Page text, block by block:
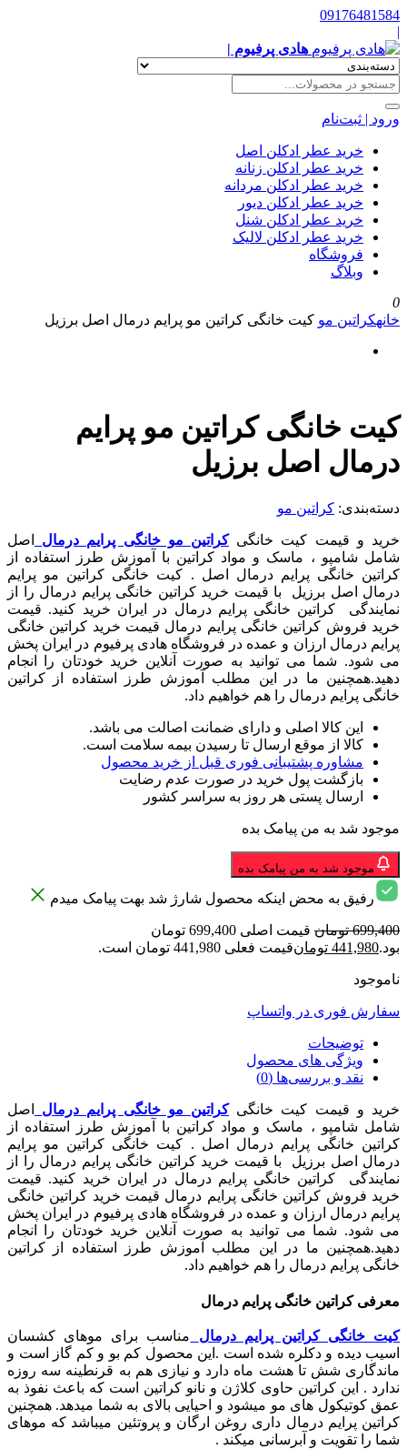
09176481584
|
هادی پرفیوم |
ورود | ثبت‌نام
خرید عطر ادکلن اصل
خرید عطر ادکلن زنانه
خرید عطر ادکلن مردانه
خرید عطر ادکلن دیور
خرید عطر ادکلن شنل
خرید عطر ادکلن لالیک
فروشگاه
وبلاگ
0
خانهکراتین مو کیت خانگی کراتین مو پرایم درمال اصل برزیل
کیت خانگی کراتین مو پرایم
درمال اصل برزیل
دسته‌بندی: کراتین مو
خرید و قیمت کیت خانگیکراتین مو خانگی پرایم درمال
اصل
شامل شامپو ، ماسک و مواد کراتین با آموزش طرز استفاده از
کراتین خانگی پرایم درمال اصل . کیت خانگی کراتین مو پرایم
درمال اصل برزیل با قیمت خرید کراتین خانگی پرایم درمال را از
نمایندگی کراتین خانگی پرایم درمال در ایران خرید کنید. قیمت
خرید فروش کراتین خانگی پرایم درمال قیمت خرید کراتین خانگی
پرایم درمال ارزان و عمده در فروشگاه هادی پرفیوم در ایران پخش
می شود. شما می توانید به صورت آنلاین خرید خودتان را انجام
دهید.همچنین ما در این مطلب آموزش طرز استفاده از کراتین
خانگی پرایم درمال را هم خواهیم داد.
این کالا اصلی و دارای ضمانت اصالت می باشد.
کالا از موقع ارسال تا رسیدن بیمه سلامت است.
مشاوره پشتیبانی فوری قبل از خرید محصول
بازگشت پول خرید در صورت عدم رضایت
ارسال پستی هر روز به سراسر کشور
موجود شد به من پیامک بده
موجود شد به من پیامک بده
رفیق به محض اینکه محصول شارژ شد بهت پیامک میدم
699,400 تومان
قیمت اصلی 699,400 تومان
بود.441,980 تومانقیمت فعلی 441,980 تومان است.
ناموجود
سفارش فوری در واتساپ
توضیحات
ویژگی های محصول
نقد و بررسی‌ها (0)
خرید و قیمت کیت خانگیکراتین مو خانگی پرایم درمال
اصل
شامل شامپو ، ماسک و مواد کراتین با آموزش طرز استفاده از
کراتین خانگی پرایم درمال اصل . کیت خانگی کراتین مو پرایم
درمال اصل برزیل با قیمت خرید کراتین خانگی پرایم درمال را از
نمایندگی کراتین خانگی پرایم درمال در ایران خرید کنید. قیمت
خرید فروش کراتین خانگی پرایم درمال قیمت خرید کراتین خانگی
پرایم درمال ارزان و عمده در فروشگاه هادی پرفیوم در ایران پخش
می شود. شما می توانید به صورت آنلاین خرید خودتان را انجام
دهید.همچنین ما در این مطلب آموزش طرز استفاده از کراتین
خانگی پرایم درمال را هم خواهیم داد.
معرفی کراتین خانگی پرایم درمال
کیت خانگی کراتین پرایم درمال
مناسب برای موهای کشسان
اسیب دیده و دکلره شده است .این محصول کم بو و کم گاز است و
ماندگاری شش تا هشت ماه دارد و نیازی هم به قرنطینه سه روزه
ندارد .
این کراتین حاوی کلاژن و نانو کراتین است که باعث نفوذ به
عمق کوتیکول های مو میشود و احیایی بالای به شما میدهد. همچنین
کراتین پرایم درمال داری روغن ارگان و پروتئین میباشد که موهای
شما را تقویت و آبرسانی میکند .